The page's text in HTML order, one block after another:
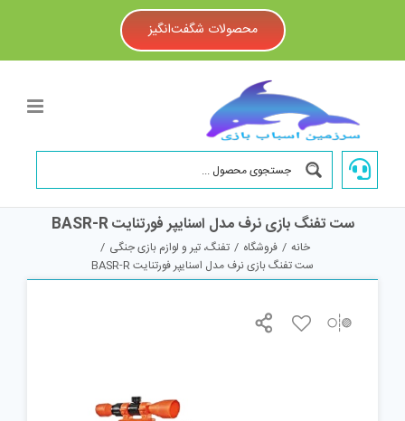
محصولات شگفت‌انگیز
ست تفنگ بازی نرف مدل اسنایپر فورتنایت BASR-R
خانه / فروشگاه / تفنگ، تیر و لوازم بازی جنگی /
ست تفنگ بازی نرف مدل اسنایپر فورتنایت BASR-R